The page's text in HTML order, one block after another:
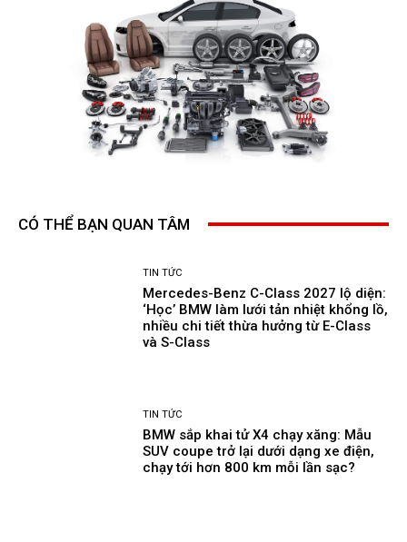
CÓ THỂ BẠN QUAN TÂM
TIN TỨC
Mercedes-Benz C-Class 2027 lộ diện:
‘Học’ BMW làm lưới tản nhiệt khổng lồ,
nhiều chi tiết thừa hưởng từ E-Class
và S-Class
TIN TỨC
BMW sắp khai tử X4 chạy xăng: Mẫu
SUV coupe trở lại dưới dạng xe điện,
chạy tới hơn 800 km mỗi lần sạc?